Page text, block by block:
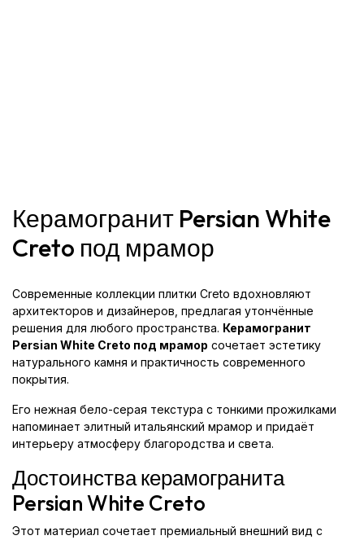
Керамогранит Persian White
Creto под мрамор
Современные коллекции плитки Creto вдохновляют
архитекторов и дизайнеров, предлагая утончённые
решения для любого пространства. Керамогранит
Persian White Creto под мрамор сочетает эстетику
натурального камня и практичность современного
покрытия.
Его нежная бело-серая текстура с тонкими прожилками
напоминает элитный итальянский мрамор и придаёт
интерьеру атмосферу благородства и света.
Достоинства керамогранита
Persian White Creto
Этот материал сочетает премиальный внешний вид с